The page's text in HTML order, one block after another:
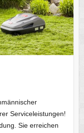
Serviceleistungen!
Sie erreichen